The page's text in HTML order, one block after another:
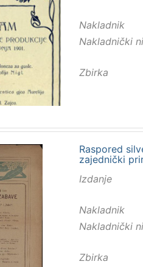
Nakladnik
Nakladnički
Zbirka
Raspored
zajednički
Izdanje
Nakladnik
Nakladnički
Zbirka